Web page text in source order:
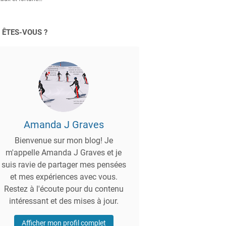
ÊTES-VOUS ?
Amanda J Graves
Bienvenue sur mon blog! Je
m'appelle Amanda J Graves et je
suis ravie de partager mes pensées
et mes expériences avec vous.
Restez à l'écoute pour du contenu
intéressant et des mises à jour.
Afficher mon profil complet